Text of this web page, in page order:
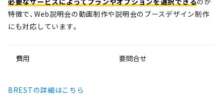
特徴で、Web説明会の動画制作や説明会のブースデザイン制作
にも対応しています。
費用 要問合せ
BRESTの詳細はこちら